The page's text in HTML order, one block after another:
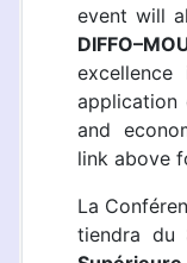
event will
application
and
link above
La
tiendra du